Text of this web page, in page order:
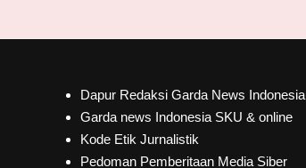
Dapur Redaksi Garda News Indonesia
Garda news Indonesia SKU & online
Kode Etik Jurnalistik
Pedoman Pemberitaan Media Siber